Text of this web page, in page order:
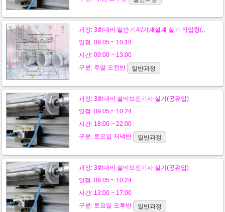
과정: 3회대비 일반기계/기계설계 실기 작업형(..
일정: 09.05 ~ 10.18
시간: 09:00 ~ 13:00
구분: 주말 오전반 일반과정
과정: 3회대비 설비보전기사 실기(공유압)
일정: 09.05 ~ 10.24
시간: 18:00 ~ 22:00
구분: 토요일 저녁반 일반과정
과정: 3회대비 설비보전기사 실기(공유압)
일정: 09.05 ~ 10.24
시간: 13:00 ~ 17:00
구분: 토요일 오후반 일반과정